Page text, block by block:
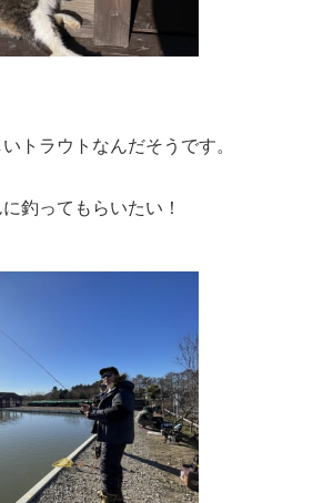
トラウトなんだそうです。
釣ってもらいたい！